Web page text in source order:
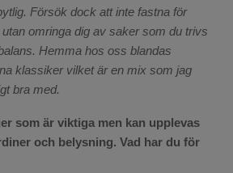
Försök dock att inte fastna för
omringa dig av saker som du trivs
Hemma hos oss blandas
klassiker vilket är en mix som jag
bra med.
som är viktiga men kan upplevas
och belysning. Vad har du för